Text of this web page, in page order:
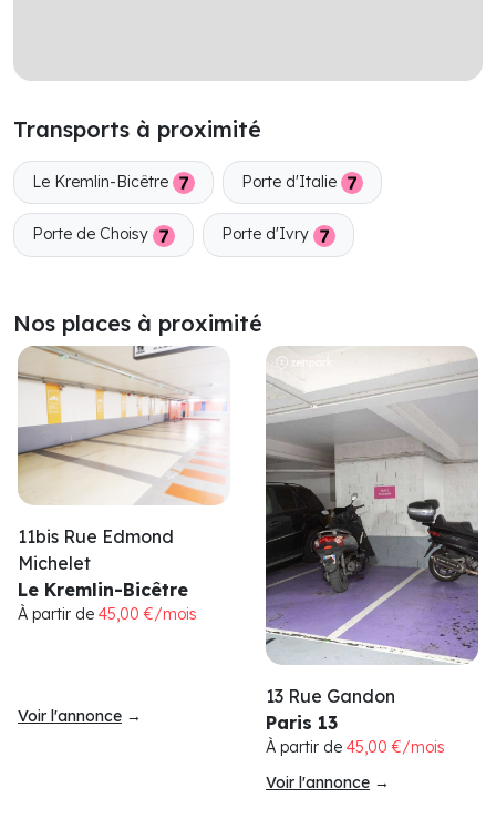
Transports à proximité
Le Kremlin-Bicêtre Porte d'Italie
Porte de Choisy Porte d'Ivry
Nos places à proximité
11bis Rue Edmond
Michelet
Le Kremlin-Bicêtre
À partir de 45,00 €/mois
Voir l'annonce →
13 Rue Gandon
Paris 13
À partir de 45,00 €/mois
Voir l'annonce →